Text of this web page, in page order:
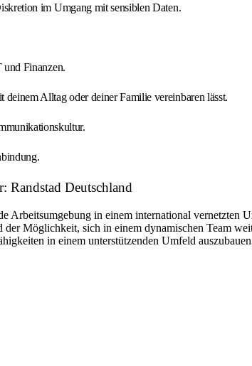
im Umgang mit sensiblen Daten.
und Finanzen.
Alltag oder deiner Familie vereinbaren lässt.
Deutschland
Arbeitsumgebung in einem international vernetzten
Möglichkeit, sich in einem dynamischen Team
in einem unterstützenden Umfeld